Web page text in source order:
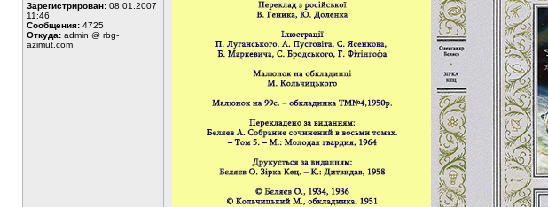
Зарегистрирован: 08.01.2007
11:46
Сообщения: 4725
Откуда: admin @ rbg-
azimut.com